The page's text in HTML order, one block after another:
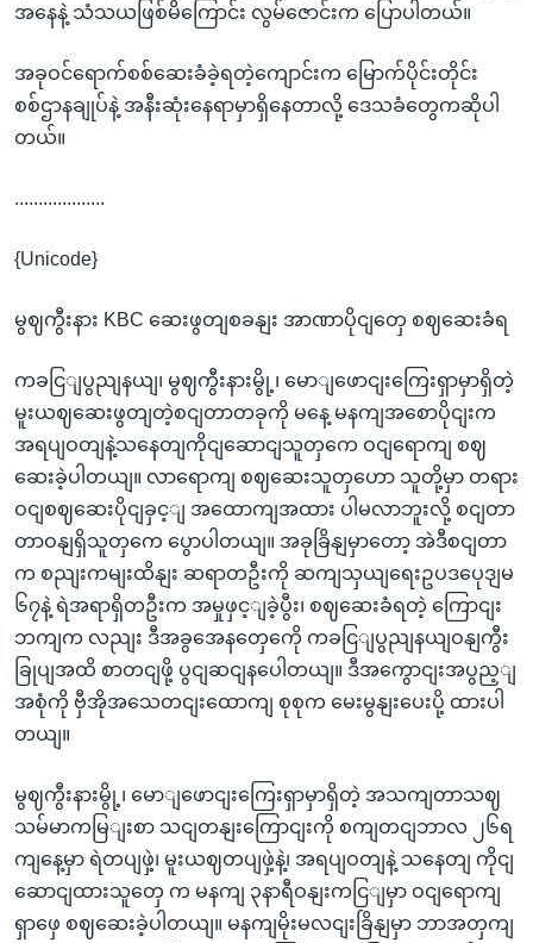
အနေနဲ့ သံသယဖြစ်မိကြောင်း လွမ်ဇောင်းက ပြောပါတယ်။
အခုဝင်ရောက်စစ်ဆေးခံခဲ့ရတဲ့ကျောင်းက မြောက်ပိုင်းတိုင်း
စစ်ဌာနချုပ်နဲ့ အနီးဆုံးနေရာမှာရှိနေတာလို့ ဒေသခံတွေကဆိုပါ
တယ်။
...................
{Unicode}
မွဈကွီးနား KBC ဆေးဖွတျစခနျး အာဏာပိုငျတှေ စဈဆေးခံရ
ကခငြျပွညျနယျ၊ မွဈကွီးနားမွို့၊ မောျဖောငျးကြေးရှာမှာရှိတဲ့
မူးယဈဆေးဖွတျတဲ့စငျတာတခုကို မနေ့ မနကျအစောပိုငျးက
အရပျဝတျနဲ့သနေတျကိုငျဆောငျသူတှကေ ဝငျရောကျ စဈ
ဆေးခဲ့ပါတယျ။ လာရောကျ စဈဆေးသူတှဟော သူတို့မှာ တရား
ဝငျစဈဆေးပိုငျခှင့ျ အထောကျအထား ပါမလာဘူးလို့ စငျတာ
တာဝနျရှိသူတှကေ ပွောပါတယျ။ အခုခြိနျမှာတော့ အဲဒီစငျတာ
က စညျးကမျးထိနျး ဆရာတဦးကို ဆကျသှယျရေးဥပဒပေုဒျမ
၆၇နဲ့ ရဲအရာရှိတဦးက အမှုဖှင့ျခဲ့ပွီး၊ စဈဆေးခံရတဲ့ ကြောငျး
ဘကျက လညျး ဒီအခွအေနတှေကေို ကခငြျပွညျနယျဝနျကွီး
ခြုပျအထိ စာတငျဖို့ ပွငျဆငျနပေါတယျ။ ဒီအကွောငျးအပွည့ျ
အစုံကို ဗှီအိုအသေတငျးထောကျ စုစုက မေးမွနျးပေးပို့ ထားပါ
တယျ။
မွဈကွီးနားမွို့၊ မောျဖောငျးကြေးရှာမှာရှိတဲ့ အသကျတာသဈ
သမ်မာကမြျးစာ သငျတနျးကြောငျးကို စကျတငျဘာလ ၂၆ရ
ကျနေ့မှာ ရဲတပျဖှဲ့၊ မူးယဈတပျဖှဲ့နဲ့၊ အရပျဝတျနဲ့ သနေတျ ကိုငျ
ဆောငျထားသူတှေ က မနကျ ၃နာရီဝနျးကငြျမှာ ဝငျရောကျ
ရှာဖှေ စဈဆေးခဲ့ပါတယျ။ မနကျမိုးမလငျးခြိနျမှာ ဘာအတှကျ